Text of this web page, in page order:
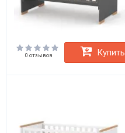
0 отзывов Купить